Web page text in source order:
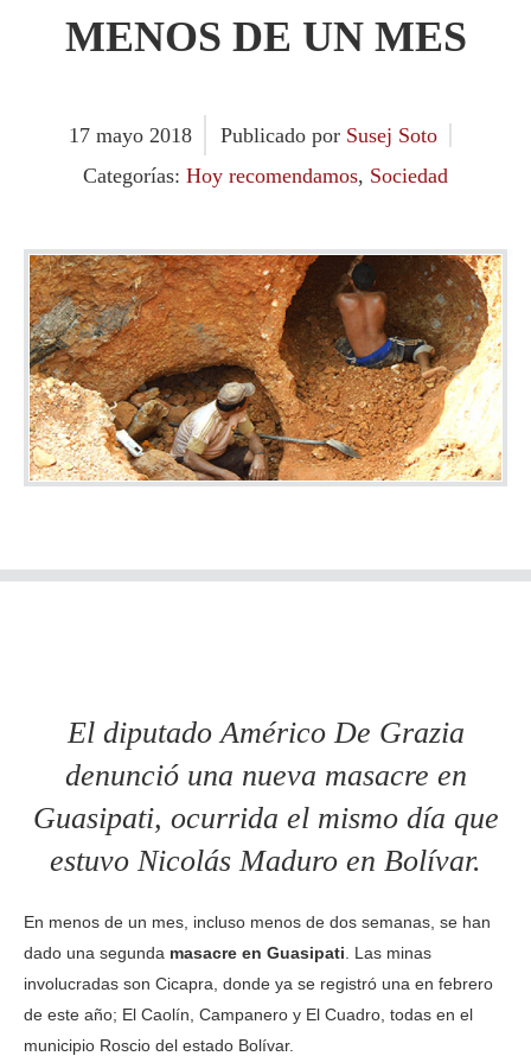
MENOS DE UN MES
17 mayo 2018 Publicado por Susej Soto
Categorías: Hoy recomendamos, Sociedad
El diputado Américo De Grazia
denunció una nueva masacre en
Guasipati, ocurrida el mismo día que
estuvo Nicolás Maduro en Bolívar.
En menos de un mes, incluso menos de dos semanas, se han
dado una segunda masacre en Guasipati . Las minas
involucradas son Cicapra, donde ya se registró una en febrero
de este año; El Caolín, Campanero y El Cuadro, todas en el
municipio Roscio del estado Bolívar.